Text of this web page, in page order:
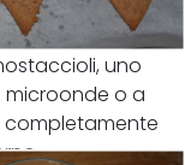
uno
microonde o a
completamente